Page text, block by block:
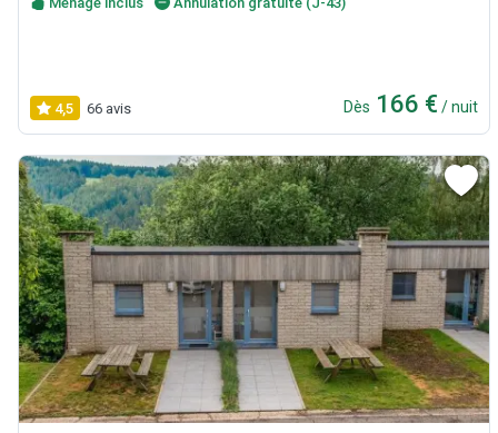
4,5 66 avis Dès 166 € / nuit